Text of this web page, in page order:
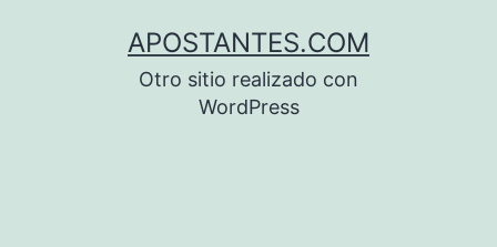
APOSTANTES.COM
Otro sitio realizado con
WordPress